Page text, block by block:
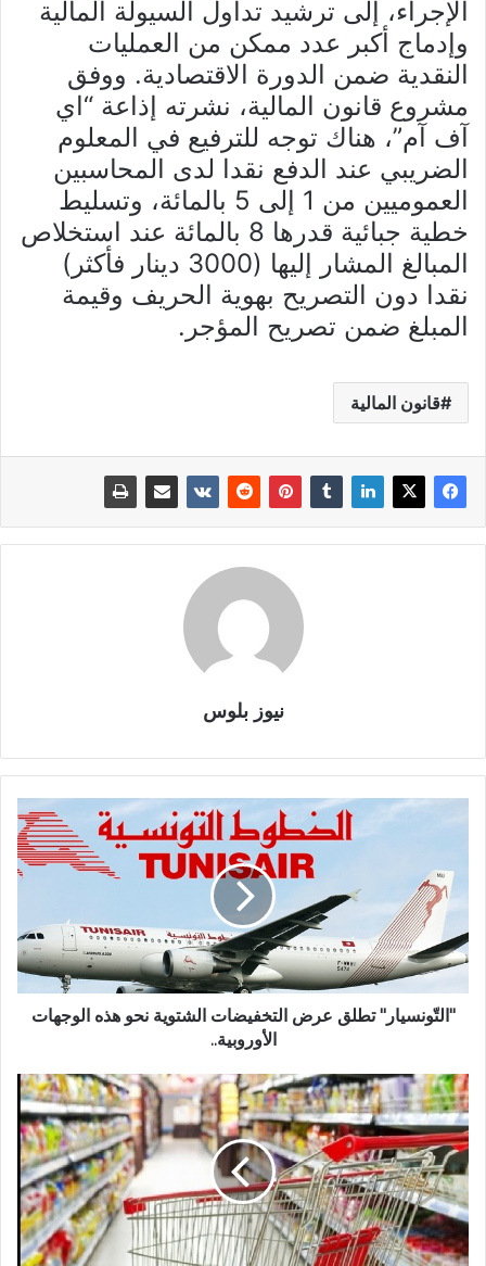
الإجراء، إلى ترشيد تداول السيولة المالية
وإدماج أكبر عدد ممكن من العمليات
النقدية ضمن الدورة الاقتصادية. ووفق
مشروع قانون المالية، نشرته إذاعة “اي
آف آم”، هناك توجه للترفيع في المعلوم
الضريبي عند الدفع نقدا لدى المحاسبين
العموميين من 1 إلى 5 بالمائة، وتسليط
خطية جبائية قدرها 8 بالمائة عند استخلاص
المبالغ المشار إليها (3000 دينار فأكثر)
نقدا دون التصريح بهوية الحريف وقيمة
المبلغ ضمن تصريح المؤجر.
قانون المالية
نيوز بلوس
"التّونسيار" تطلق عرض التخفيضات الشتوية نحو هذه الوجهات
الأوروبية..